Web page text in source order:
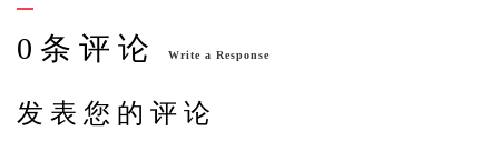
0 条 评 论 Write a Response
发 表 您 的 评 论